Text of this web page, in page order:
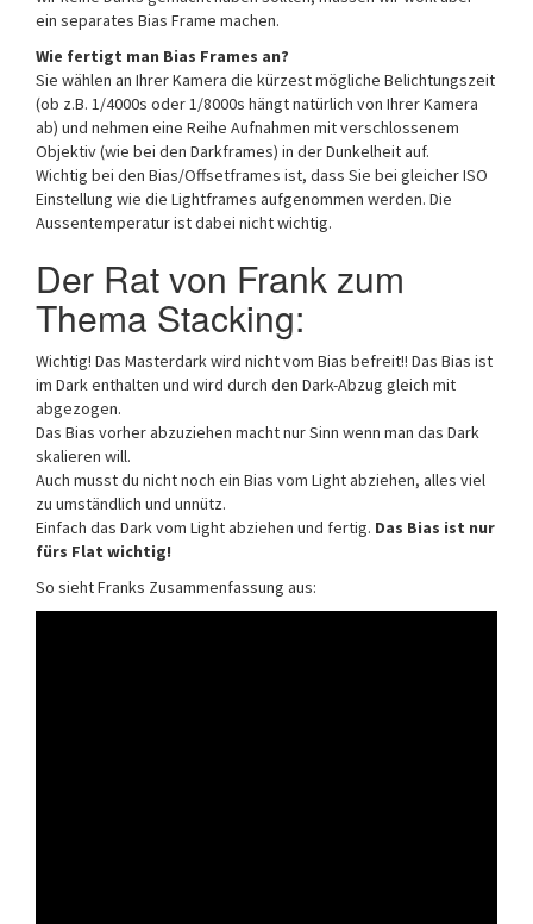
ein separates Bias Frame machen.
Wie fertigt man Bias Frames an?
Sie wählen an Ihrer Kamera die kürzest mögliche Belichtungszeit
(ob z.B. 1/4000s oder 1/8000s hängt natürlich von Ihrer Kamera
ab) und nehmen eine Reihe Aufnahmen mit verschlossenem
Objektiv (wie bei den Darkframes) in der Dunkelheit auf.
Wichtig bei den Bias/Offsetframes ist, dass Sie bei gleicher ISO
Einstellung wie die Lightframes aufgenommen werden. Die
Aussentemperatur ist dabei nicht wichtig.
Der Rat von Frank zum
Thema Stacking:
Wichtig! Das Masterdark wird nicht vom Bias befreit!! Das Bias ist
im Dark enthalten und wird durch den Dark-Abzug gleich mit
abgezogen.
Das Bias vorher abzuziehen macht nur Sinn wenn man das Dark
skalieren will.
Auch musst du nicht noch ein Bias vom Light abziehen, alles viel
zu umständlich und unnütz.
Einfach das Dark vom Light abziehen und fertig. Das Bias ist nur
fürs Flat wichtig!
So sieht Franks Zusammenfassung aus: